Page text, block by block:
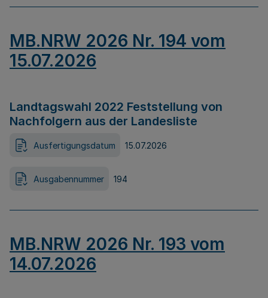
MB.NRW 2026 Nr. 194 vom
15.07.2026
Landtagswahl 2022 Feststellung von
Nachfolgern aus der Landesliste
Ausfertigungsdatum 15.07.2026
Ausgabennummer 194
MB.NRW 2026 Nr. 193 vom
14.07.2026